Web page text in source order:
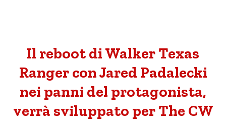
Il reboot di Walker Texas
Ranger con Jared Padalecki
nei panni del protagonista,
verrà sviluppato per The CW